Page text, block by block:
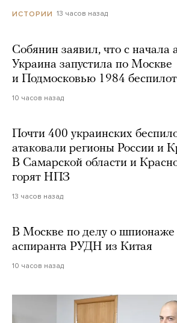
ИСТОРИИ 13 часов назад
Собянин заявил, что с начала
Украина запустила по Москве
и Подмосковью 1984
10 часов назад
Почти 400 украинских
атаковали регионы России и
В Самарской области и
горят НПЗ
13 часов назад
В Москве по делу о шпионаже
аспиранта РУДН из Китая
10 часов назад